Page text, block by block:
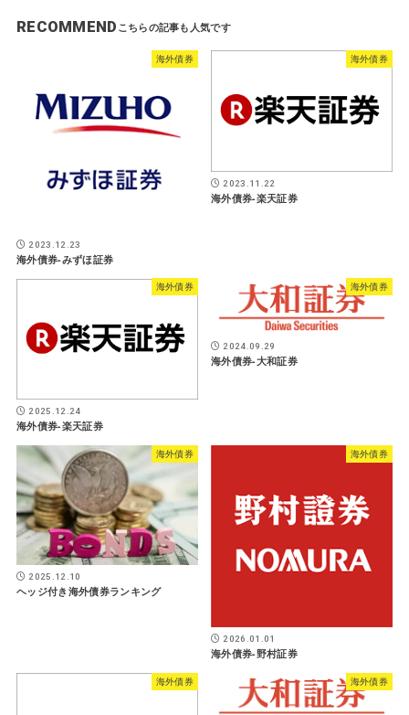
RECOMMEND
海外債券
2023.12.23
海外債券-みずほ証券
海外債券
2023.11.22
海外債券-楽天証券
海外債券
2025.12.24
海外債券-楽天証券
海外債券
2024.09.29
海外債券-大和証券
海外債券
2025.12.10
ヘッジ付き海外債券ランキング
海外債券
2026.01.01
海外債券-野村証券
海外債券 海外債券